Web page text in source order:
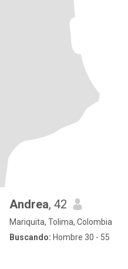
Andrea, 42
Mariquita, Tolima, Colombia
Buscando: Hombre 30 - 55